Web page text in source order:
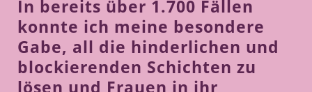
In bereits über 1.700 Fällen
konnte ich meine besondere
Gabe, all die hinderlichen und
blockierenden Schichten zu
lösen und Frauen in ihr